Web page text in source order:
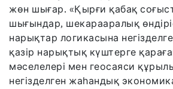
жөн шығар. «Қырғи қабақ
шығындар, шекарааралық
нарықтар логикасына
қазір нарықтық күштерге
мәселелері мен геосаяси
негізделген жаһандық